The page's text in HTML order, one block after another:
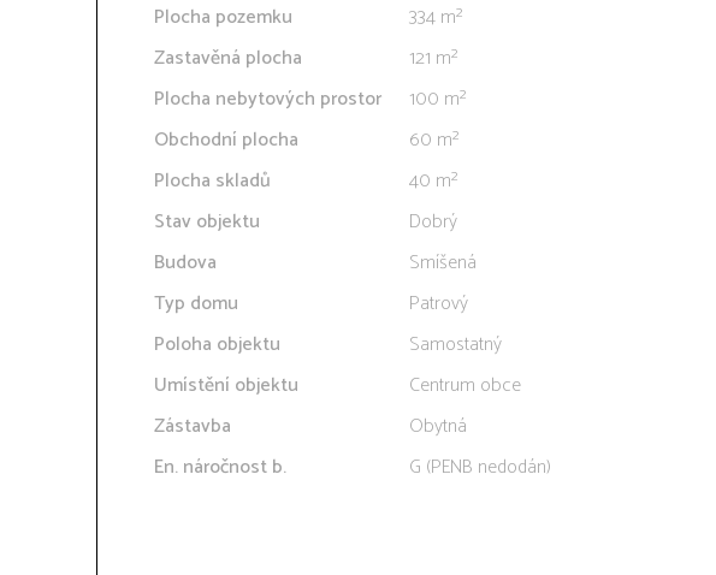
Plocha pozemku
334 m²
Zastavěná plocha
121 m²
Plocha nebytových prostor
100 m²
Obchodní plocha
60 m²
Plocha skladů
40 m²
Stav objektu
Dobrý
Budova
Smíšená
Typ domu
Patrový
Poloha objektu
Samostatný
Umístění objektu
Centrum obce
Zástavba
Obytná
En. náročnost b.
G (PENB nedodán)